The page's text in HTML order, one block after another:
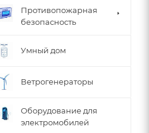
Видеокамера IP LTV-
арт. 21729
Наличие уточняйте
Противопожарная
безопасность
Умный дом
Ветрогенераторы
Оборудование для
электромобилей